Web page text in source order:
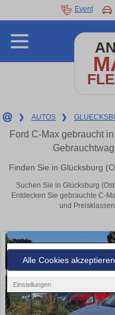
Alle Cookies akzeptieren
Einstellungen
Event
❯ AUTOS ❯
Ford C-Max gebraucht
Finden Sie in Glücksburg
Suchen Sie in Glücksburg
Entdecken Sie gebrauchte C-
und